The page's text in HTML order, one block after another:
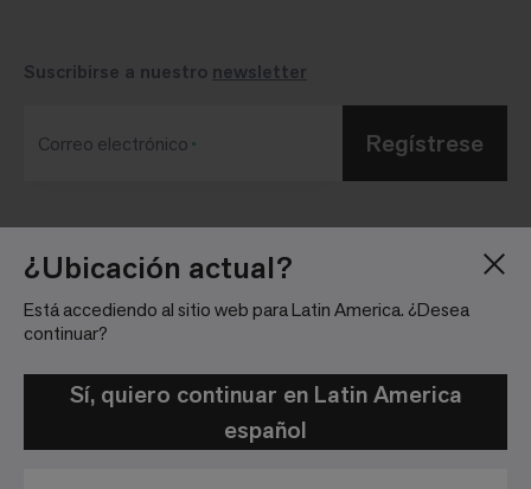
¿Ubicación actual?
Está accediendo al sitio web para Latin America. ¿Desea
continuar?
Sí, quiero continuar en Latin America
español
Blog
Trabaja con nosotros
Ubicaciones
Sala de Prensa
Inversionistas
comunidad
Suscribirse a nuestro newsletter
Correo electrónico Regístrese